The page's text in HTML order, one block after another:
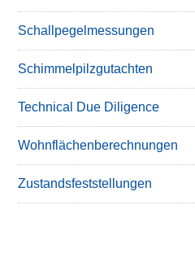
Schallpegelmessungen
Schimmelpilzgutachten
Technical Due Diligence
Wohnflächenberechnungen
Zustandsfeststellungen